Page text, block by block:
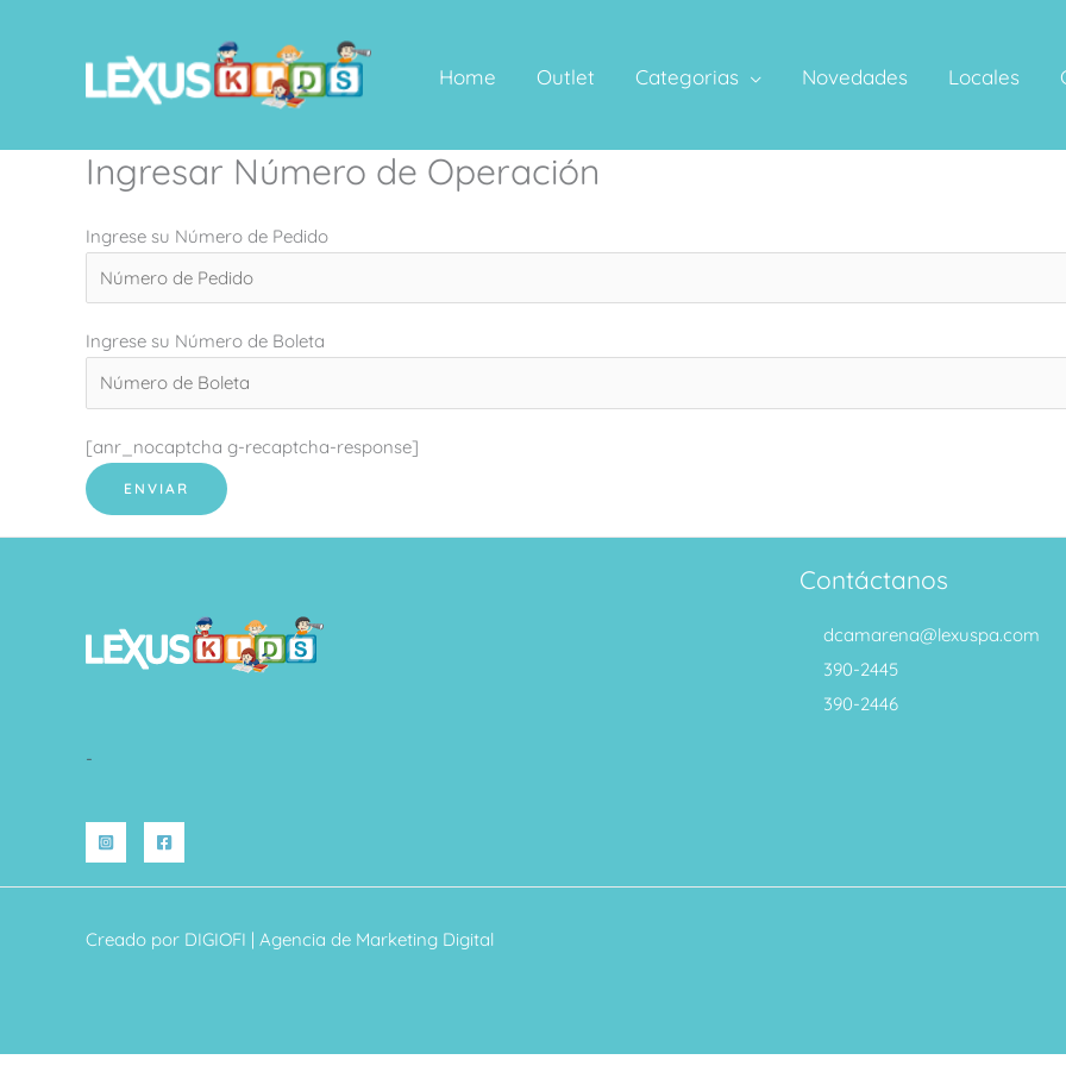
Home Outlet Categorias Novedades Locales
Ingresar Número de Operación
Ingrese su Número de Pedido
Ingrese su Número de Boleta
[anr_nocaptcha g-recaptcha-response]
-
Contáctanos
dcamarena@lexuspa.com
390-2445
390-2446
Creado por DIGIOFI | Agencia de Marketing Digital